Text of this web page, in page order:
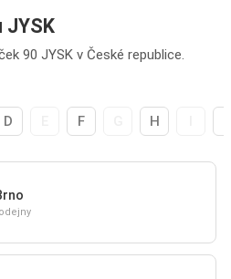
90 JYSK v České republice.
D F H